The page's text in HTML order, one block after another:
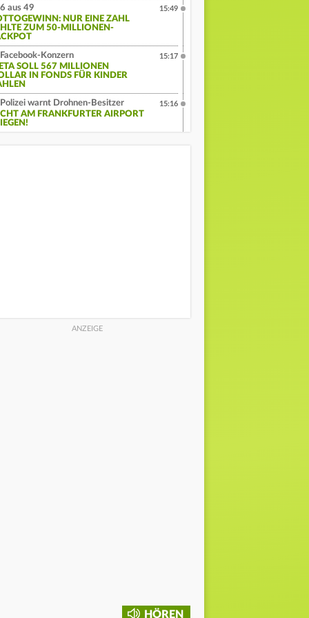
6 aus 49
NUR EINE ZAHL
ZUM 50-MILLIONEN-
15:49
Facebook-Konzern
SOLL 567 MILLIONEN
IN FONDS FÜR KINDER
15:17
Polizei warnt Drohnen-Besitzer
AM FRANKFURTER AIRPORT
15:16
HÖREN